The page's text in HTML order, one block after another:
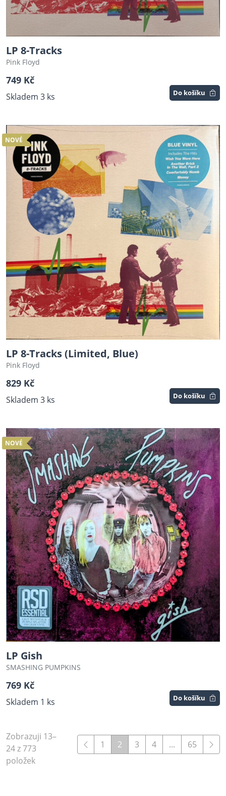
LP 8-Tracks
Pink Floyd
749 Kč
Skladem 3 ks Do košíku
NOVÉ
LP 8-Tracks (Limited, Blue)
Pink Floyd
829 Kč
Skladem 3 ks Do košíku
NOVÉ
LP Gish
SMASHING PUMPKINS
769 Kč
Skladem 1 ks Do košíku
Zobrazuji 13–
24 z 773
položek
1 2 3 4 ... 65